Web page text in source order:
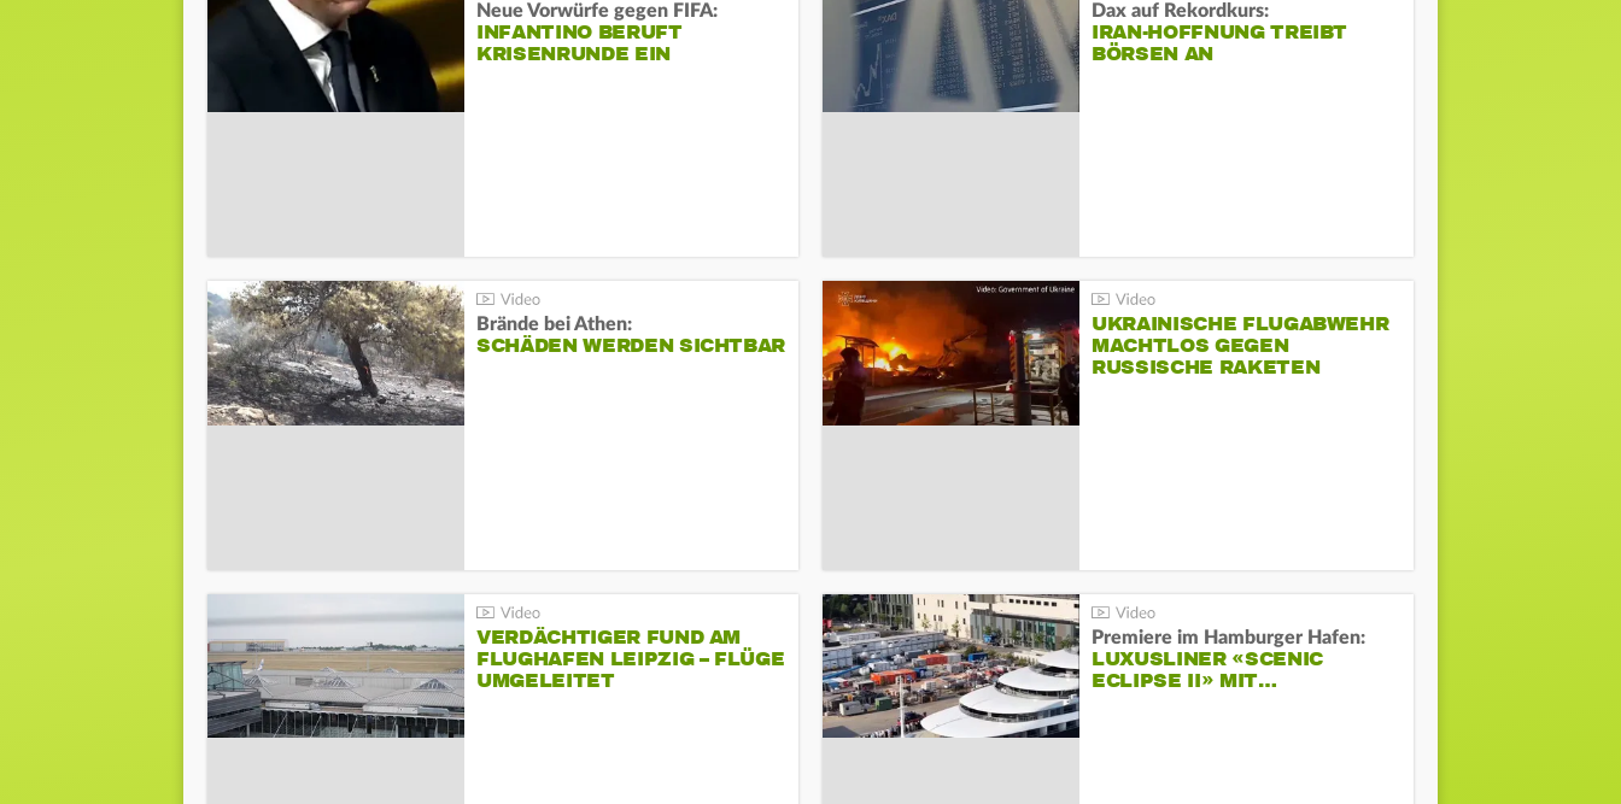
Neue Vorwürfe gegen FIFA:
INFANTINO BERUFT
KRISENRUNDE EIN
Dax auf Rekordkurs:
IRAN-HOFFNUNG TREIBT
BÖRSEN AN
Brände bei Athen:
SCHÄDEN WERDEN SICHTBAR
UKRAINISCHE FLUGABWEHR
MACHTLOS GEGEN
RUSSISCHE RAKETEN
VERDÄCHTIGER FUND AM
FLUGHAFEN LEIPZIG – FLÜGE
UMGELEITET
Premiere im Hamburger Hafen:
LUXUSLINER «SCENIC
ECLIPSE II» MIT…